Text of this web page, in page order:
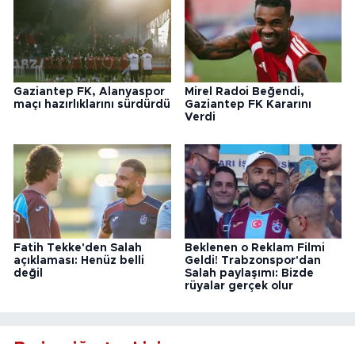
Gaziantep FK, Alanyaspor
maçı hazırlıklarını sürdürdü
Mirel Radoi Beğendi,
Gaziantep FK Kararını
Verdi
Fatih Tekke'den Salah
açıklaması: Henüz belli
değil
Beklenen o Reklam Filmi
Geldi! Trabzonspor'dan
Salah paylaşımı: Bizde
rüyalar gerçek olur